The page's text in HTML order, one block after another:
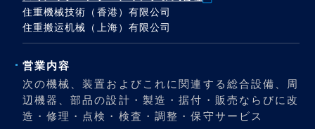
住重機械技術（香港）有限公司
住重搬运机械（上海）有限公司
営業内容
次の機械、装置およびこれに関連する総合設備、周
辺機器、部品の設計・製造・据付・販売ならびに改
造・修理・点検・検査・調整・保守サービス